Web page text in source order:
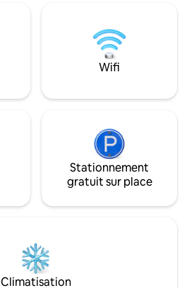
voyageur récent
de la climatisation
fenêtre n'était pas
superbe maison
magasins, des
Wifi
Stationnement
gratuit sur place
Climatisation